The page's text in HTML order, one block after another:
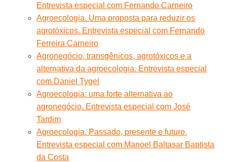
Entrevista especial com Fernando Carneiro
Agroecologia. Uma proposta para reduzir os
agrotóxicos. Entrevista especial com Fernando
Ferreira Carneiro
Agronegócio, transgênicos, agrotóxicos e a
alternativa da agroecologia. Entrevista especial
com Daniel Tygel
Agroecologia: uma forte alternativa ao
agronegócio. Entrevista especial com José
Tardim
Agroecologia. Passado, presente e futuro.
Entrevista especial com Manoel Baltasar Baptista
da Costa